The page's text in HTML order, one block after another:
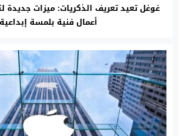
غوغل تعيد تعريف الذكريات: ميزات
أعمال فنية بلمسة إبداعية